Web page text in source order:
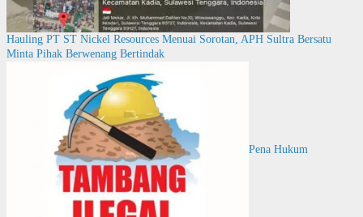
Hauling PT ST Nickel Resources Menuai Sorotan, APH Sultra Bersatu
Minta Pihak Berwenang Bertindak
Pena Hukum